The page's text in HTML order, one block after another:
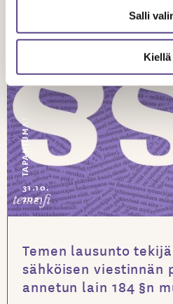
Salli
Kiellä
TAPAHTUMAT
31.10.
2021
Temen lausunto
sähköisen viestinnän
annetun lain 184 §n